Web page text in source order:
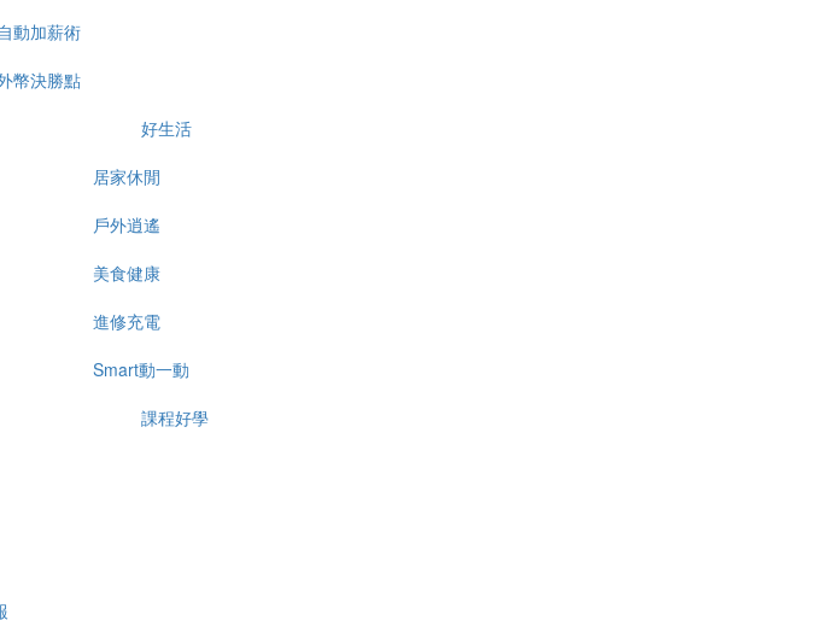
動加薪術
幣決勝點
好生活
居家休閒
戶外逍遙
美食健康
進修充電
Smart動一動
課程好學